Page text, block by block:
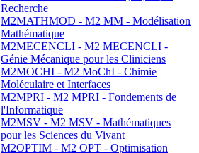
Recherche
M2MATHMOD - M2 MM - Modélisation
Mathématique
M2MECENCLI - M2 MECENCLI -
Génie Mécanique pour les Cliniciens
M2MOCHI - M2 MoChI - Chimie
Moléculaire et Interfaces
M2MPRI - M2 MPRI - Fondements de
l'Informatique
M2MSV - M2 MSV - Mathématiques
pour les Sciences du Vivant
M2OPTIM - M2 OPT - Optimisation